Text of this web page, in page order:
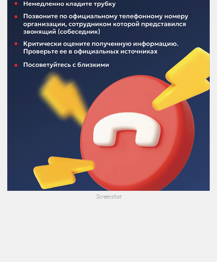
Screenshot